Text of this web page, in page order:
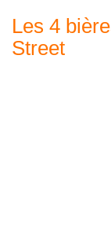
Les 4
Street